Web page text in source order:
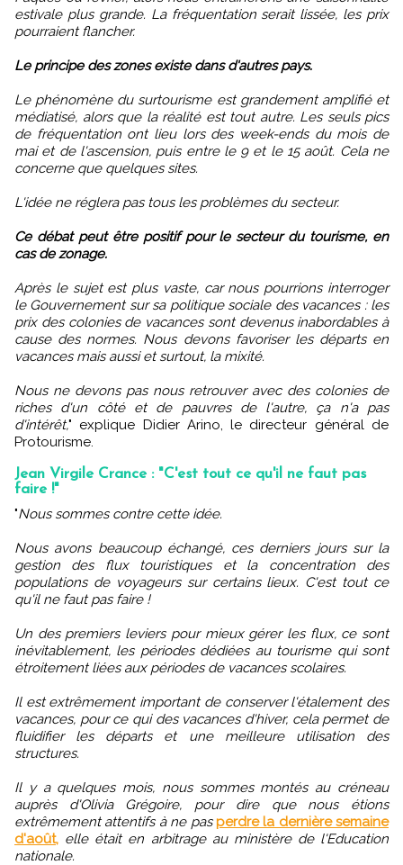
estivale plus grande. La fréquentation serait lissée, les prix
pourraient flancher.
Le principe des zones existe dans d'autres pays.
Le phénomène du surtourisme est grandement amplifié et
médiatisé, alors que la réalité est tout autre. Les seuls pics
de fréquentation ont lieu lors des week-ends du mois de
mai et de l'ascension, puis entre le 9 et le 15 août. Cela ne
concerne que quelques sites.
L'idée ne réglera pas tous les problèmes du secteur.
Ce débat peut être positif pour le secteur du tourisme, en
cas de zonage.
Après le sujet est plus vaste, car nous pourrions interroger
le Gouvernement sur sa politique sociale des vacances : les
prix des colonies de vacances sont devenus inabordables à
cause des normes. Nous devons favoriser les départs en
vacances mais aussi et surtout, la mixité.
Nous ne devons pas nous retrouver avec des colonies de
riches d'un côté et de pauvres de l'autre, ça n'a pas
d'intérêt," explique Didier Arino, le directeur général de
Protourisme.
Jean Virgile Crance : "C'est tout ce qu'il ne faut pas
faire !"
" Nous sommes contre cette idée.
Nous avons beaucoup échangé, ces derniers jours sur la
gestion des flux touristiques et la concentration des
populations de voyageurs sur certains lieux. C'est tout ce
qu'il ne faut pas faire !
Un des premiers leviers pour mieux gérer les flux, ce sont
inévitablement, les périodes dédiées au tourisme qui sont
étroitement liées aux périodes de vacances scolaires.
Il est extrêmement important de conserver l'étalement des
vacances, pour ce qui des vacances d'hiver, cela permet de
fluidifier les départs et une meilleure utilisation des
structures.
Il y a quelques mois, nous sommes montés au créneau
auprès d'Olivia Grégoire, pour dire que nous étions
extrêmement attentifs à ne pas perdre la dernière semaine
d'août, elle était en arbitrage au ministère de l'Education
nationale.